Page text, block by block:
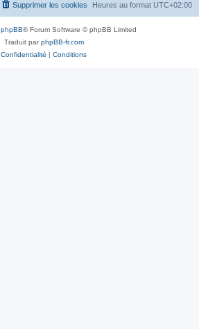
Heures au format UTC+02:00
Supprimer les cookies
phpBB® Forum Software © phpBB Limited
Traduit parphpBB-fr.com
Confidentialité | Conditions